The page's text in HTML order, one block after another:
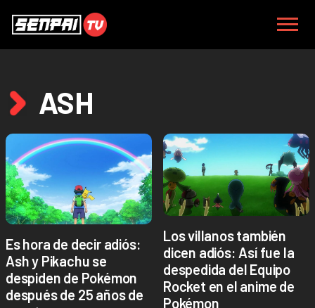
ASH
Es hora de decir adiós:
Ash y Pikachu se
despiden de Pokémon
después de 25 años de
Los villanos también
dicen adiós: Así fue la
despedida del Equipo
Rocket en el anime de
Pokémon